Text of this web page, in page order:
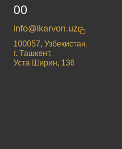
00
info@ikarvon.uz
100057, Узбекистан,
г. Ташкент,
Уста Ширин, 136